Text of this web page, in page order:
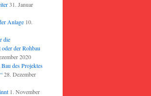
31. Januar
Anlage 10.
die
der Rohbau
2020
des Projektes
28. Dezember
1. November